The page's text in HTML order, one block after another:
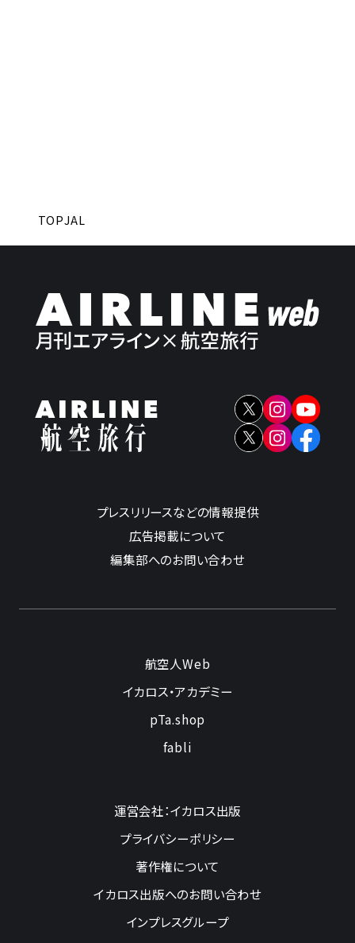
TOPJAL
プレスリリースなどの情報提供
広告掲載について
編集部へのお問い合わせ
航空人Web
イカロス・アカデミー
pTa.shop
fabli
運営会社：イカロス出版
プライバシーポリシー
著作権について
イカロス出版へのお問い合わせ
インプレスグループ